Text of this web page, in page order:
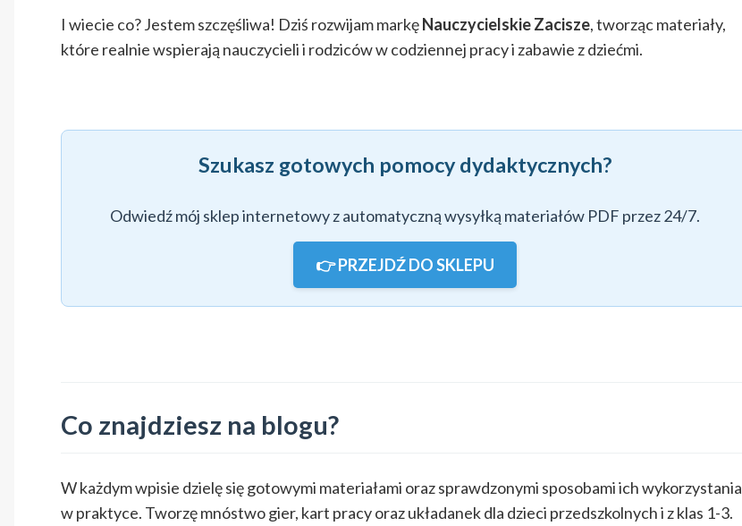
I wiecie co? Jestem szczęśliwa! Dziś rozwijam markęNauczycielskie Zacisze, tworząc materiały,
które realnie wspierają nauczycieli i rodziców w codziennej pracy i zabawie z dziećmi.
Szukasz gotowych pomocy dydaktycznych?
Odwiedź mój sklep internetowy z automatyczną wysyłką materiałów PDF przez 24/7.
👉 PRZEJDŹ DO SKLEPU
Co znajdziesz na blogu?
W każdym wpisie dzielę się gotowymi materiałami oraz sprawdzonymi sposobami ich wykorzystania
w praktyce. Tworzę mnóstwo gier, kart pracy oraz układanek dla dzieci przedszkolnych i z klas 1-3.